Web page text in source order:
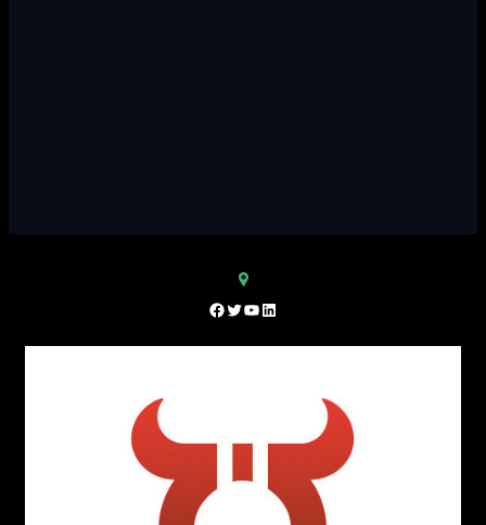
Facebook Twitter YouTube LinkedIn